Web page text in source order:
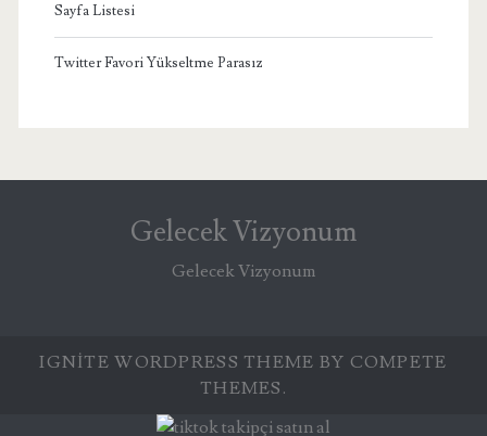
Sayfa Listesi
Twitter Favori Yükseltme Parasız
Gelecek Vizyonum
Gelecek Vizyonum
IGNITE WORDPRESS THEME BY COMPETE
THEMES.